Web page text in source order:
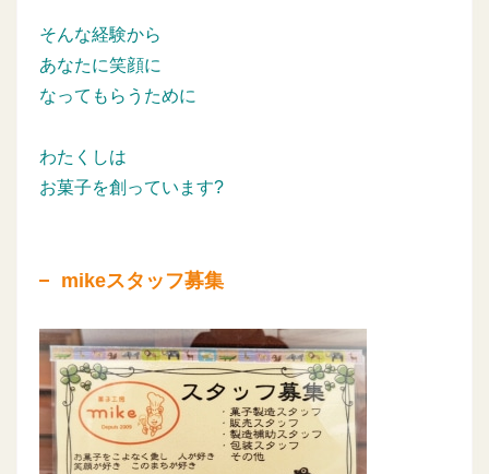
そんな経験から
あなたに笑顔に
なってもらうために
わたくしは
お菓子を創っています?
mikeスタッフ募集